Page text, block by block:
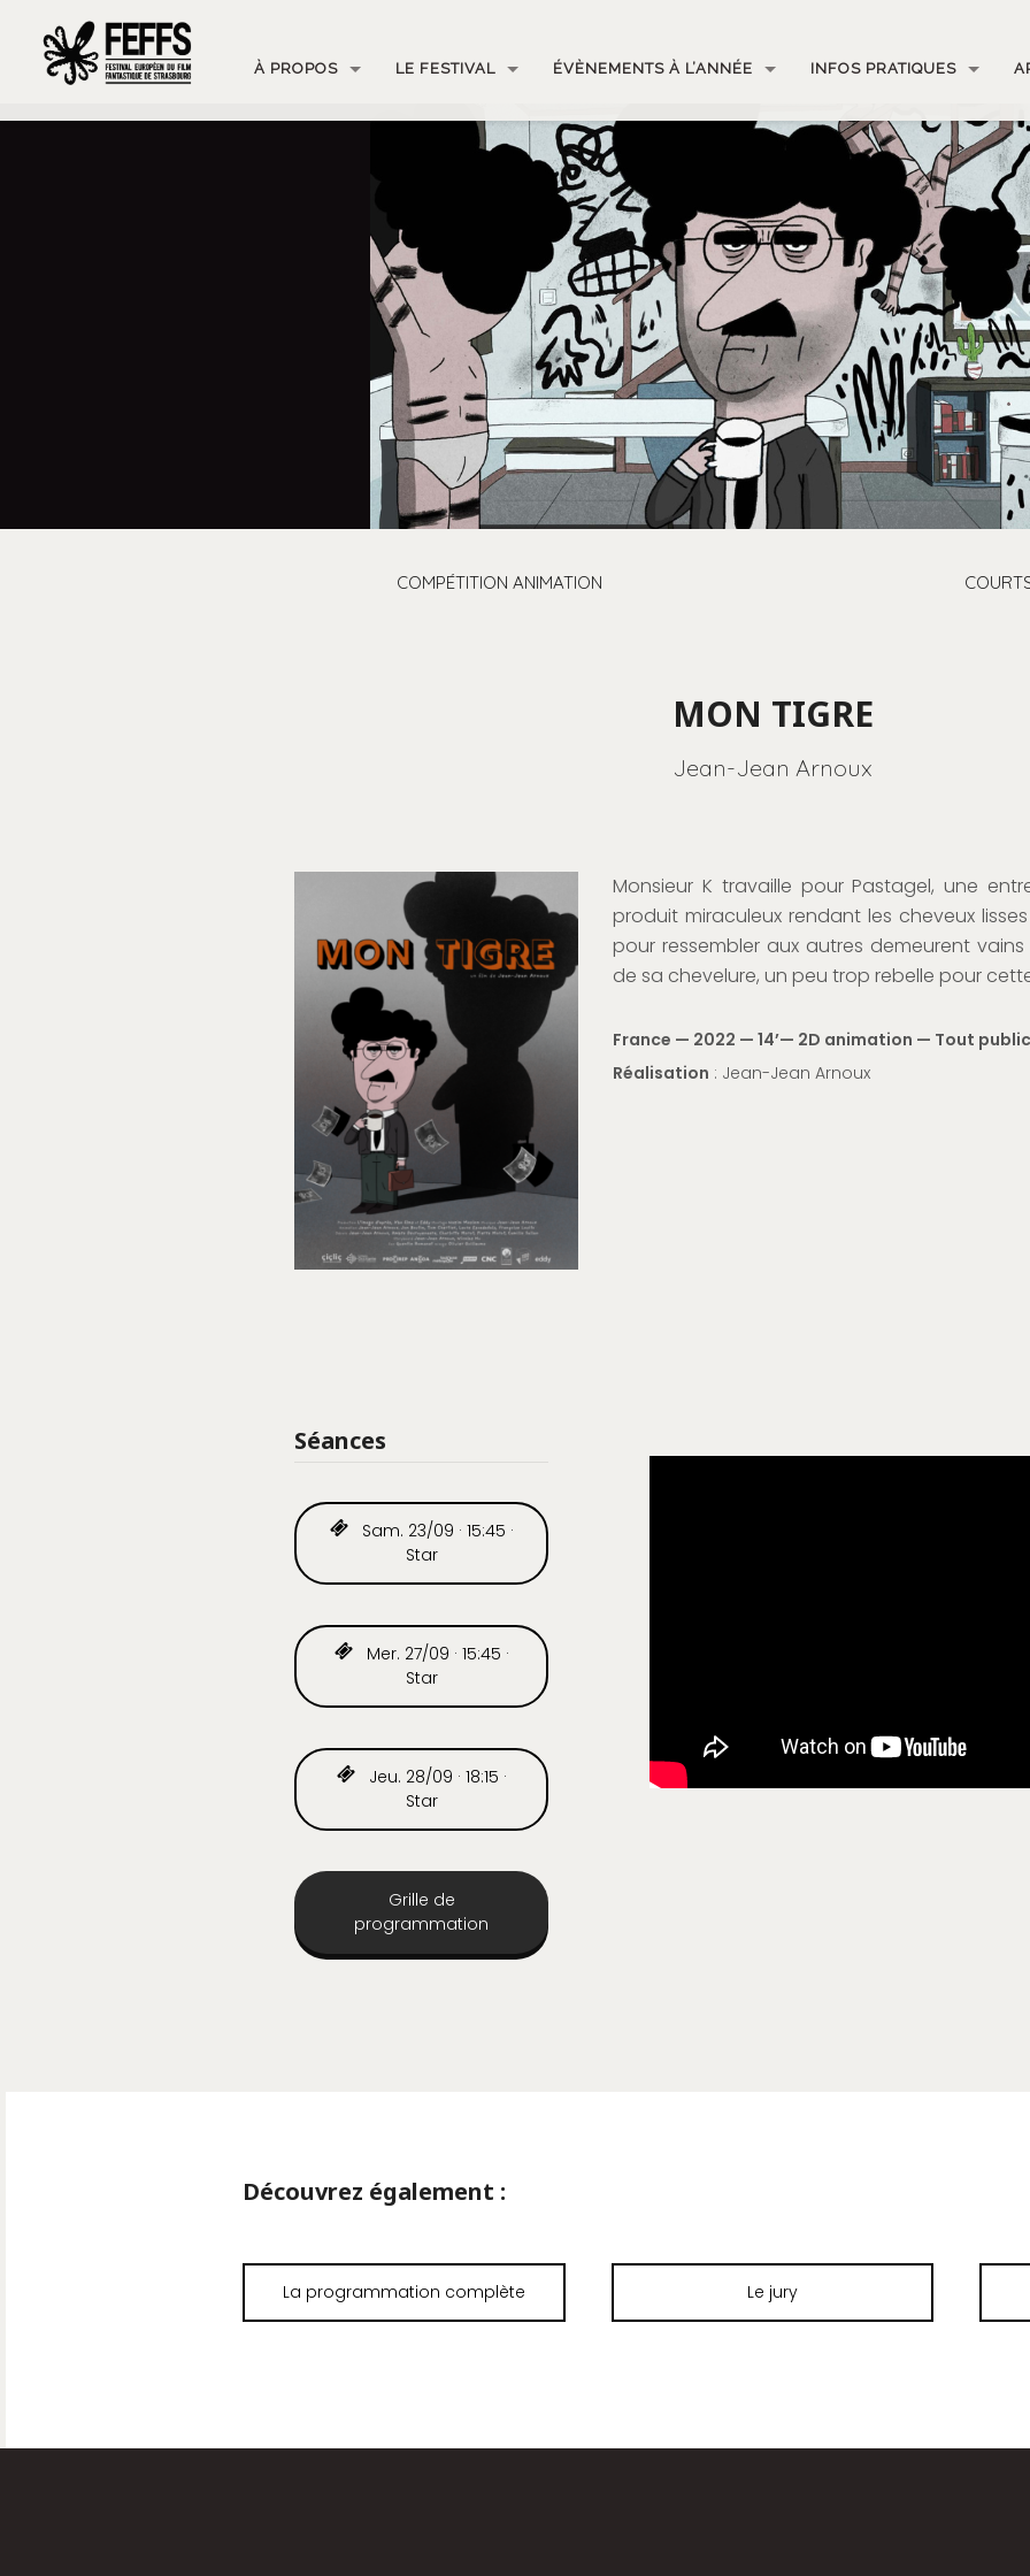
À PROPOS LE FESTIVAL ÉVÈNEMENTS À L’ANNÉE INFOS PRATIQUES
COMPÉTITION ANIMATION
MON TIGRE
Jean-Jean Arnoux
Monsieur K travaille pour Pastagel, une
produit miraculeux rendant les cheveux
pour ressembler aux autres demeurent vains
de sa chevelure, un peu trop rebelle pour
France — 2022 — 14’— 2D animation — Tout
Réalisation : Jean-Jean Arnoux
Séances
Sam. 23/09 · 15:45 ·
Star
Mer. 27/09 · 15:45 ·
Star
Jeu. 28/09 · 18:15 ·
Star
Grille de
programmation
Découvrez également :
La programmation complète Le jury